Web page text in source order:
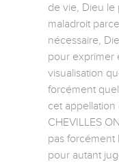
de vie, Dieu le
maladroit
nécessaire,
pour exprimer
visualisation
forcément
cet appellation
CHEVILLES
pas forcément
pour autant